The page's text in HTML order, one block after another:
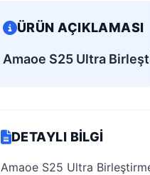
ÜRÜN AÇIKLAMASI
Amaoe S25 Ultra
DETAYLI BILGI
Amaoe S25 Ultra